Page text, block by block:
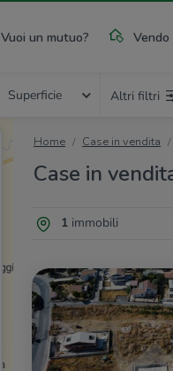
Vuoi un mutuo? Vendo
Superficie Altri filtri
Home Case in vendita
Case in
1immobili